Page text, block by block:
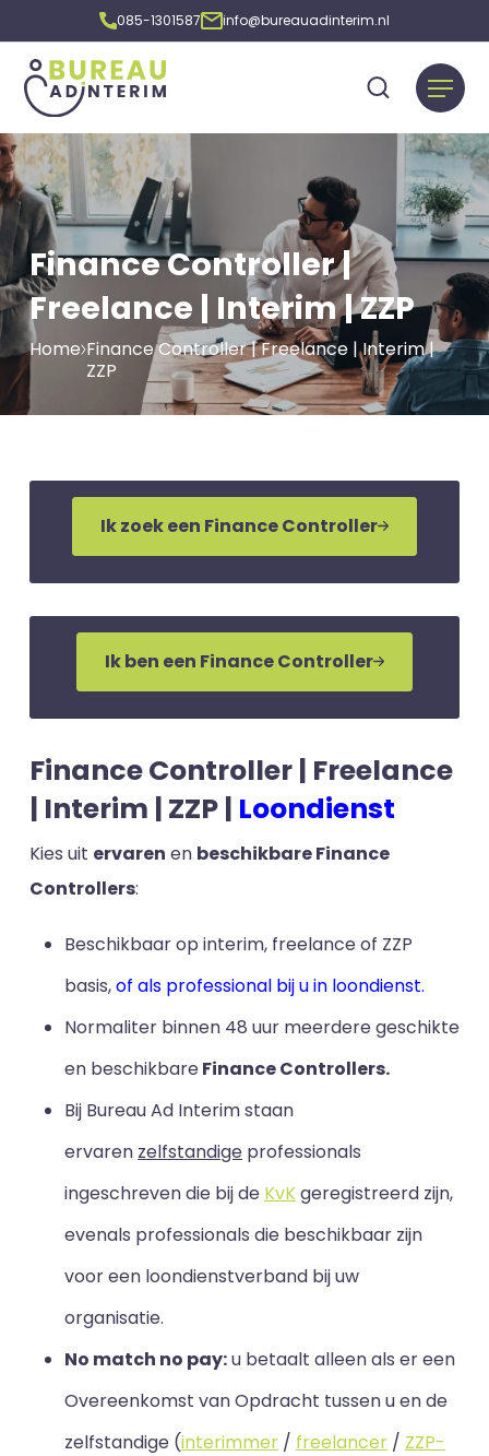
085-1301587 info@bureauadinterim.nl
Finance Controller |
Freelance | Interim | ZZP
Home Finance Controller | Freelance | Interim |
ZZP
Ik zoek een Finance Controller
Ik ben een Finance Controller
Finance Controller | Freelance
| Interim | ZZP | Loondienst
Kies uit ervaren en beschikbare Finance
Controllers:
Beschikbaar op interim, freelance of ZZP
basis,of als professional bij u in loondienst.
Normaliter binnen 48 uur meerdere geschikte
en beschikbareFinance Controllers.
Bij Bureau Ad Interim staan
ervaren zelfstandige professionals
ingeschreven die bij de KvKgeregistreerd zijn,
evenals professionals die beschikbaar zijn
voor een loondienstverband bij uw
organisatie.
No match no pay:u betaalt alleen als er een
Overeenkomst van Opdracht tussen u en de
zelfstandige (interimmer / freelancer / ZZP-